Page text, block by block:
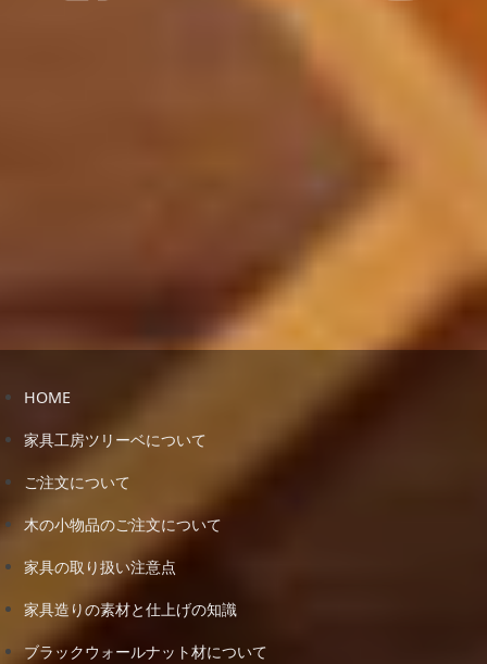
HOME
家具工房ツリーベについて
ご注文について
木の小物品のご注文について
家具の取り扱い注意点
家具造りの素材と仕上げの知識
ブラックウォールナット材について